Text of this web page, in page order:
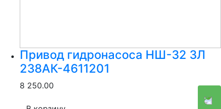
Привод гидронасоса НШ-32 ЗЛ
238АК-4611201
8 250.00